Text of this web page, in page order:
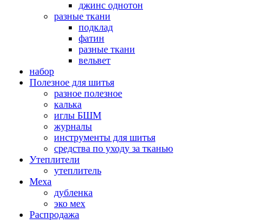
джинс однотон
разные ткани
подклад
фатин
разные ткани
вельвет
набор
Полезное для шитья
разное полезное
калька
иглы БШМ
журналы
инструменты для шитья
средства по уходу за тканью
Утеплители
утеплитель
Меха
дубленка
эко мех
Распродажа